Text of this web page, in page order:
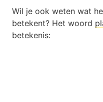
Wil je ook weten wat
betekent? Het woord
betekenis: